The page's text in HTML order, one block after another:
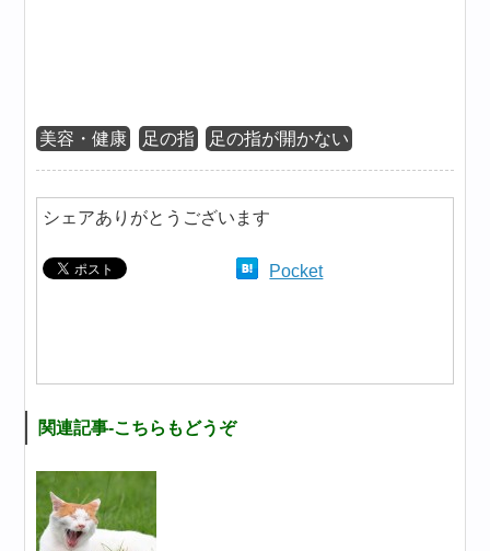
美容・健康 足の指 足の指が開かない
シェアありがとうございます
Pocket
関連記事-こちらもどうぞ